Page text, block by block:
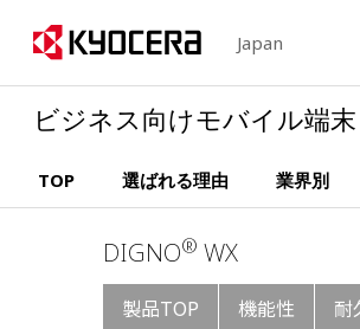
Japan
ビジネス向けモバイル端末
TOP 選ばれる理由 業界別
DIGNO® WX
製品TOP 機能性 耐